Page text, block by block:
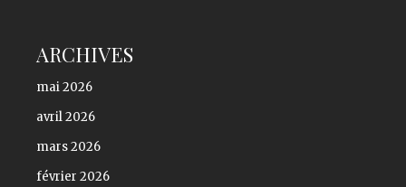
ARCHIVES
mai 2026
avril 2026
mars 2026
février 2026